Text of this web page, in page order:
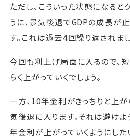
ただし、こういった状態になる
うに、景気後退でGDPの成長が
す。これは過去4回繰り返されま
今回も利上げ局面に入るので、
らく上がっていくでしょう。
一方、10年金利がきっちりと上が
気後退に入ります。それは避けよ
年金利が上がっていくようにした